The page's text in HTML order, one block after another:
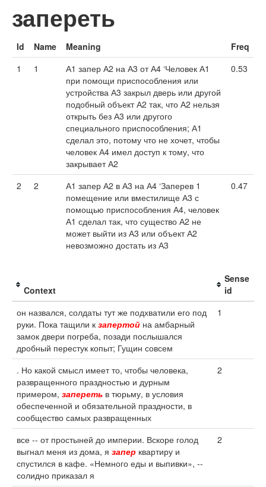
запереть
Id Name Meaning
Freq
1
1
А1 запер А2 на А3 от А4 ‘Человек А1
при помощи приспособления или
устройства А3 закрыл дверь или другой
подобный объект А2 так, что А2 нельзя
открыть без А3 или другого
специального приспособления; А1
сделал это, потому что не хочет, чтобы
человек А4 имел доступ к тому, что
закрывает А2
0.53
2 2
А1 запер А2 в А3 на А4 ‘Заперев 1
помещение или вместилище А3 с
помощью приспособления А4, человек
А1 сделал так, что существо А2 не
может выйти из А3 или объект А2
невозможно достать из А3
0.47
Context
Sense
id
он назвался, солдаты тут же подхватили его под
руки. Пока тащили к запертой на амбарный
замок двери погреба, позади послышался
дробный перестук копыт; Гущин совсем
1
. Но какой смысл имеет то, чтобы человека,
развращенного праздностью и дурным
примером, запереть в тюрьму, в условия
обеспеченной и обязательной праздности, в
сообщество самых развращенных
2
все -- от простыней до империи. Вскоре голод
выгнал меня из дома, я запер квартиру и
спустился в кафе. «Немного еды и выпивки», --
солидно приказал я
2